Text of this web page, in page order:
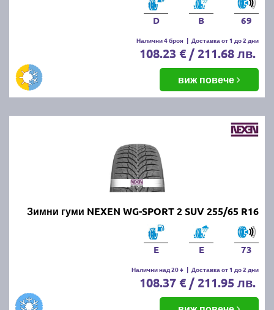
D B 69
Налични 4 броя | Доставка от 1 до 2 дни
108.23 € / 211.68 лв.
виж повече
Зимни гуми NEXEN WG-SPORT 2 SUV 255/65 R16
E E 73
Налични над 20 + | Доставка от 1 до 2 дни
108.37 € / 211.95 лв.